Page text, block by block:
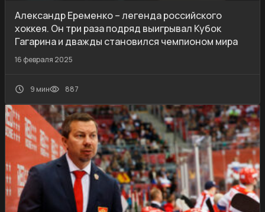
Александр Еременко – легенда российского
хоккея. Он три раза подряд выигрывал Кубок
Гагарина и дважды становился чемпионом мира
16 февраля 2025
9 мин 887